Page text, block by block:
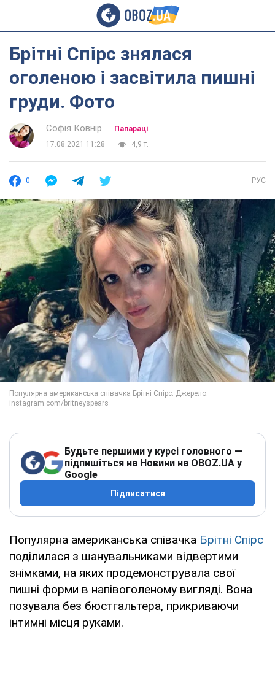
Брітні Спірс знялася
оголеною і засвітила пишні
груди. Фото
Софія Ковнір
Папараці
17.08.2021 11:28
4,9 т.
0 РУС
Будьте першими у курсі головного —
підпишіться на Новини на OBOZ.UA у
Google
Підписатися
Популярна американська співачка Брітні Спірс
поділилася з шанувальниками відвертими
знімками, на яких продемонструвала свої
пишні форми в напівоголеному вигляді. Вона
позувала без бюстгальтера, прикриваючи
інтимні місця руками.